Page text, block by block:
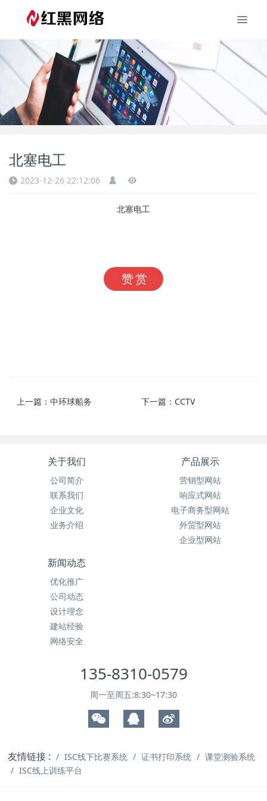
北塞电工
2023-12-26 22:12:06
北塞电工
赞赏
上一篇：中环球船务 下一篇： CCTV
关于我们
公司简介
联系我们
企业文化
业务介绍
产品展示
营销型网站
响应式网站
电子商务型网站
外贸型网站
企业型网站
新闻动态
优化推广
公司动态
设计理念
建站经验
网络安全
135-8310-0579
周一至周五:8:30~17:30
友情链接 : ISC线下比赛系统 证书打印系统
课堂测验系统
ISC线上训练平台